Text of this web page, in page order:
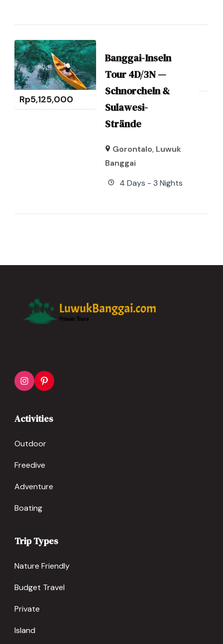
Rp5,125,000
Banggai-Inseln
Tour 4D/3N —
Schnorcheln &
Sulawesi-
Strände
Gorontalo, Luwuk
Banggai
4 Days - 3 Nights
Activities
Outdoor
Freedive
Adventure
Boating
Trip Types
Nature Friendly
Budget Travel
Private
Island